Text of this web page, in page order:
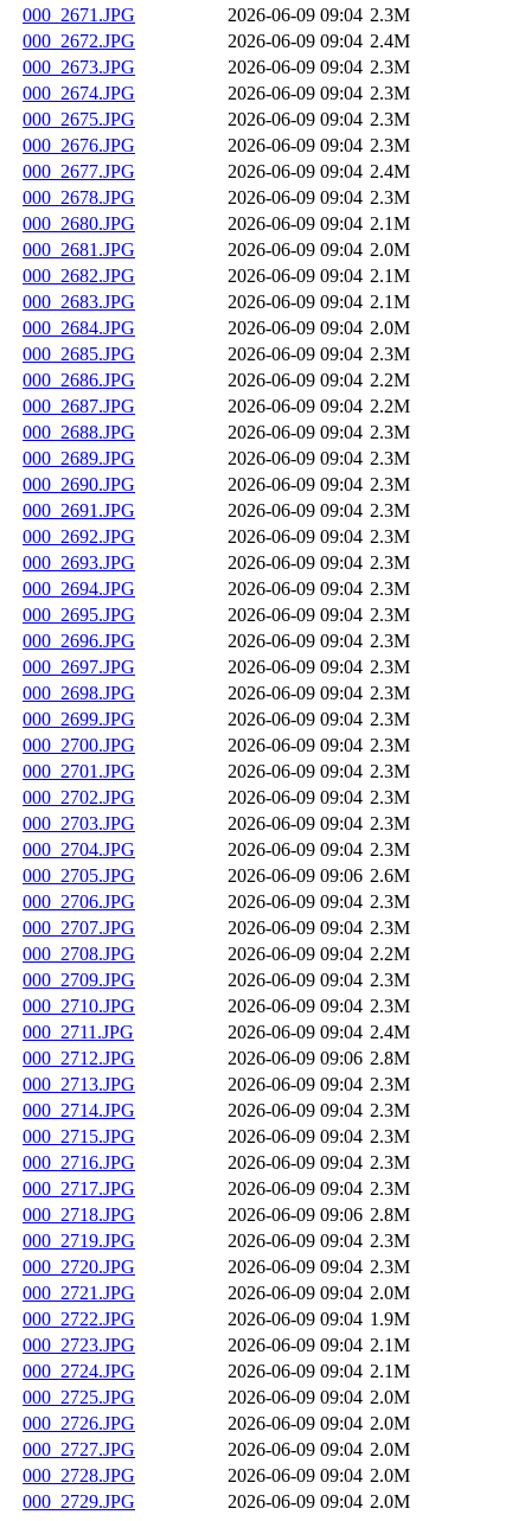
000_2671.JPG
2026-06-09 09:04 2.3M
000_2672.JPG
2026-06-09 09:04 2.4M
000_2673.JPG
2026-06-09 09:04 2.3M
000_2674.JPG
2026-06-09 09:04 2.3M
000_2675.JPG
2026-06-09 09:04 2.3M
000_2676.JPG
2026-06-09 09:04 2.3M
000_2677.JPG
2026-06-09 09:04 2.4M
000_2678.JPG
2026-06-09 09:04 2.3M
000_2680.JPG
2026-06-09 09:04 2.1M
000_2681.JPG
2026-06-09 09:04 2.0M
000_2682.JPG
2026-06-09 09:04 2.1M
000_2683.JPG
2026-06-09 09:04 2.1M
000_2684.JPG
2026-06-09 09:04 2.0M
000_2685.JPG
2026-06-09 09:04 2.3M
000_2686.JPG
2026-06-09 09:04 2.2M
000_2687.JPG
2026-06-09 09:04 2.2M
000_2688.JPG
2026-06-09 09:04 2.3M
000_2689.JPG
2026-06-09 09:04 2.3M
000_2690.JPG
2026-06-09 09:04 2.3M
000_2691.JPG
2026-06-09 09:04 2.3M
000_2692.JPG
2026-06-09 09:04 2.3M
000_2693.JPG
2026-06-09 09:04 2.3M
000_2694.JPG
2026-06-09 09:04 2.3M
000_2695.JPG
2026-06-09 09:04 2.3M
000_2696.JPG
2026-06-09 09:04 2.3M
000_2697.JPG
2026-06-09 09:04 2.3M
000_2698.JPG
2026-06-09 09:04 2.3M
000_2699.JPG
2026-06-09 09:04 2.3M
000_2700.JPG
2026-06-09 09:04 2.3M
000_2701.JPG
2026-06-09 09:04 2.3M
000_2702.JPG
2026-06-09 09:04 2.3M
000_2703.JPG
2026-06-09 09:04 2.3M
000_2704.JPG
2026-06-09 09:04 2.3M
000_2705.JPG
2026-06-09 09:06 2.6M
000_2706.JPG
2026-06-09 09:04 2.3M
000_2707.JPG
2026-06-09 09:04 2.3M
000_2708.JPG
2026-06-09 09:04 2.2M
000_2709.JPG
2026-06-09 09:04 2.3M
000_2710.JPG
2026-06-09 09:04 2.3M
000_2711.JPG
2026-06-09 09:04 2.4M
000_2712.JPG
2026-06-09 09:06 2.8M
000_2713.JPG
2026-06-09 09:04 2.3M
000_2714.JPG
2026-06-09 09:04 2.3M
000_2715.JPG
2026-06-09 09:04 2.3M
000_2716.JPG
2026-06-09 09:04 2.3M
000_2717.JPG
2026-06-09 09:04 2.3M
000_2718.JPG
2026-06-09 09:06 2.8M
000_2719.JPG
2026-06-09 09:04 2.3M
000_2720.JPG
2026-06-09 09:04 2.3M
000_2721.JPG
2026-06-09 09:04 2.0M
000_2722.JPG
2026-06-09 09:04 1.9M
000_2723.JPG
2026-06-09 09:04 2.1M
000_2724.JPG
2026-06-09 09:04 2.1M
000_2725.JPG
2026-06-09 09:04 2.0M
000_2726.JPG
2026-06-09 09:04 2.0M
000_2727.JPG
2026-06-09 09:04 2.0M
000_2728.JPG
2026-06-09 09:04 2.0M
000_2729.JPG
2026-06-09 09:04 2.0M